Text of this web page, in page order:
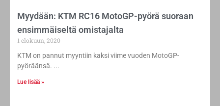
Myydään: KTM RC16 MotoGP-pyörä suoraan
ensimmäiseltä omistajalta
1 elokuun, 2020
KTM on pannut myyntiin kaksi viime vuoden MotoGP-
pyöräänsä.
Lue lisää »